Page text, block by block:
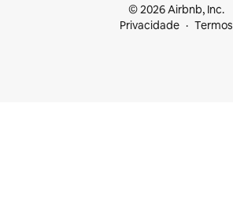
© 2026 Airbnb, Inc.
Privacidade
Termos